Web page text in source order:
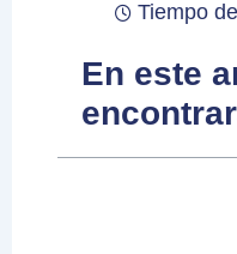
Tiempo
En este